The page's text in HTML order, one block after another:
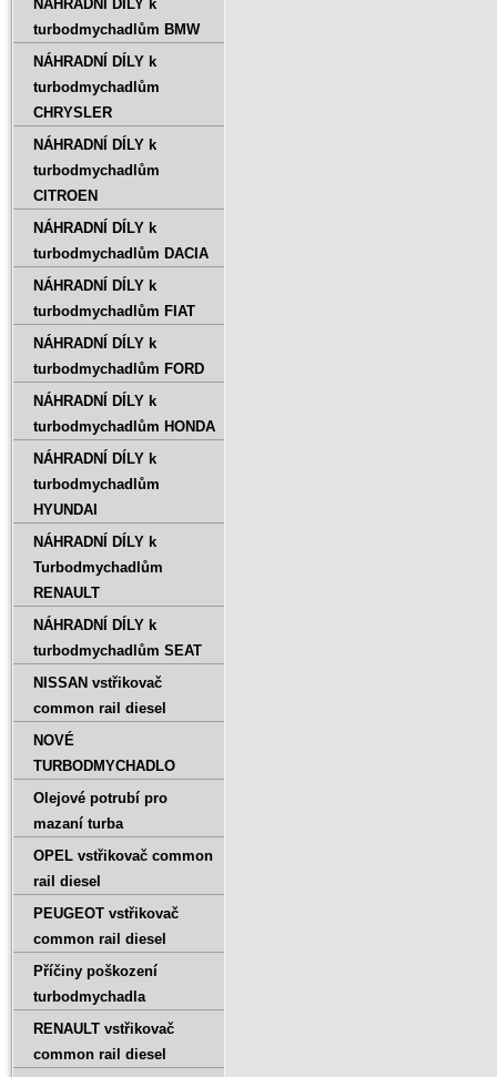
NÁHRADNÍ DÍLY k
turbodmychadlům BMW
NÁHRADNÍ DÍLY k
turbodmychadlům
CHRYSLER
NÁHRADNÍ DÍLY k
turbodmychadlům
CITROEN
NÁHRADNÍ DÍLY k
turbodmychadlům DACIA
NÁHRADNÍ DÍLY k
turbodmychadlům FIAT
NÁHRADNÍ DÍLY k
turbodmychadlům FORD
NÁHRADNÍ DÍLY k
turbodmychadlům HONDA
NÁHRADNÍ DÍLY k
turbodmychadlům
HYUNDAI
NÁHRADNÍ DÍLY k
Turbodmychadlům
RENAULT
NÁHRADNÍ DÍLY k
turbodmychadlům SEAT
NISSAN vstřikovač
common rail diesel
NOVÉ
TURBODMYCHADLO
Olejové potrubí pro
mazaní turba
OPEL vstřikovač common
rail diesel
PEUGEOT vstřikovač
common rail diesel
Příčiny poškození
turbodmychadla
RENAULT vstřikovač
common rail diesel